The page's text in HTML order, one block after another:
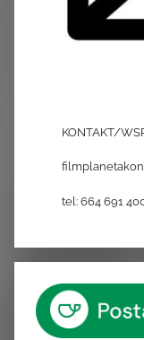
KONTAKT/
tel: 664 691